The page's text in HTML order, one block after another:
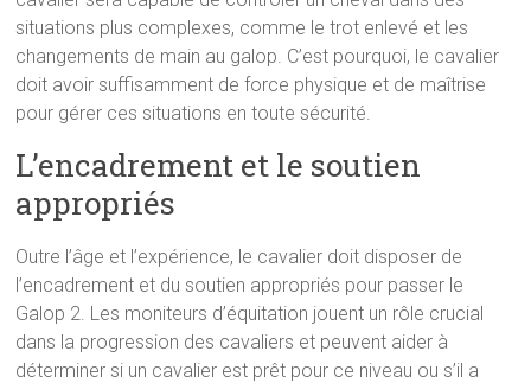
situations plus complexes, comme le trot enlevé et les
changements de main au galop. C’est pourquoi, le cavalier
doit avoir suffisamment de force physique et de maîtrise
pour gérer ces situations en toute sécurité.
L’encadrement et le soutien
appropriés
Outre l’âge et l’expérience, le cavalier doit disposer de
l’encadrement et du soutien appropriés pour passer le
Galop 2. Les moniteurs d’équitation jouent un rôle crucial
dans la progression des cavaliers et peuvent aider à
déterminer si un cavalier est prêt pour ce niveau ou s’il a